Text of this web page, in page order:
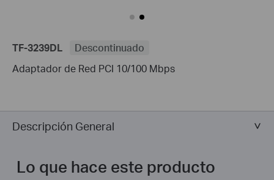
TF-3239DL
Descontinuado
Adaptador de Red PCI 10/100 Mbps
Descripción General
Lo que hace este producto